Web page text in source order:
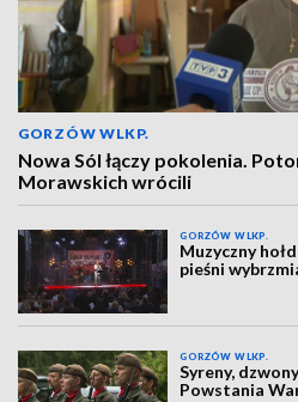
GORZÓW WLKP.
Nowa Sól łączy pokolenia.
Morawskich wrócili
GORZÓW WLKP.
Muzyczny
pieśni
GORZÓW WLKP.
Syreny,
Powstania